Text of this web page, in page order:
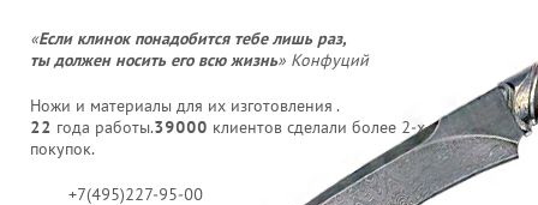
«Если клинок понадобится тебе лишь раз,
ты должен носить его всю жизнь» Конфуций
Ножи и материалы для их изготовления .
22 года работы.39000 клиентов сделали более 2-х
покупок.
+7(495)227-95-00